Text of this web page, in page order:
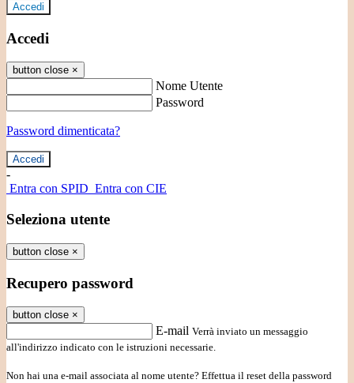
Accedi
Accedi
button close ×
Nome Utente
Password
Password dimenticata?
-
Entra con SPID Entra con CIE
Seleziona utente
button close ×
Recupero password
button close ×
E-mail Verrà inviato un messaggio
all'indirizzo indicato con le istruzioni necessarie.
Non hai una e-mail associata al nome utente? Effettua il reset della password